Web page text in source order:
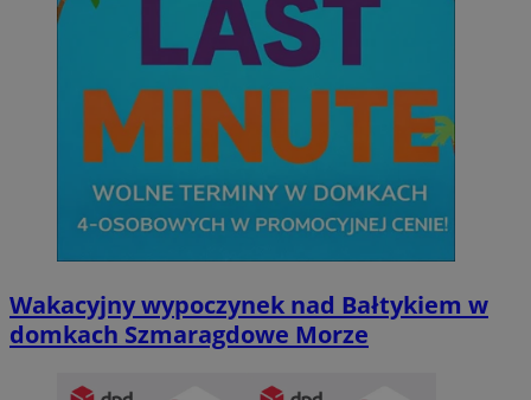
Wakacyjny wypoczynek nad Bałtykiem w
domkach Szmaragdowe Morze
euds .rfihub.com
VISITOR_PRIVACY_METADATA
Google Privacy Policy